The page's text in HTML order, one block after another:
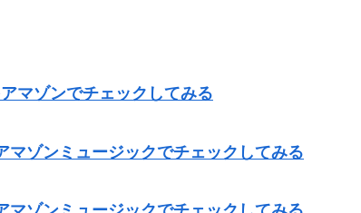
マゾンでチェックしてみる
マゾンミュージックでチェックしてみる